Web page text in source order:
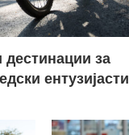
за
ентузијасти